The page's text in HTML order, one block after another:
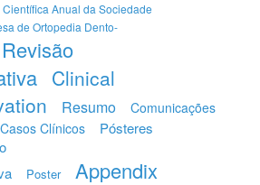
Anual da Sociedade
de Ortopedia Dento-
Revisão
Clinical
Resumo
Comunicações
Clínicos
Pósteres
Poster Appendix